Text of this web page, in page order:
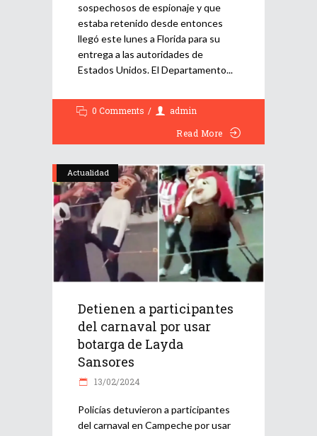
sospechosos de espionaje y que
estaba retenido desde entonces
llegó este lunes a Florida para su
entrega a las autoridades de
Estados Unidos. El Departamento
0 Comments
admin
Read More
Actualidad
Detienen a participantes
del carnaval por usar
botarga de Layda
Sansores
13/02/2024
Policías detuvieron a participantes
del carnaval en Campeche por usar